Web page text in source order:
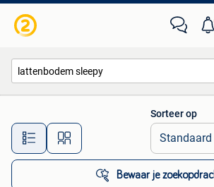
Alle afstanden…
Sorteer op
Bewaar je